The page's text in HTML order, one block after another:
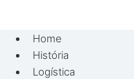
conteúdo
Home
História
Logística